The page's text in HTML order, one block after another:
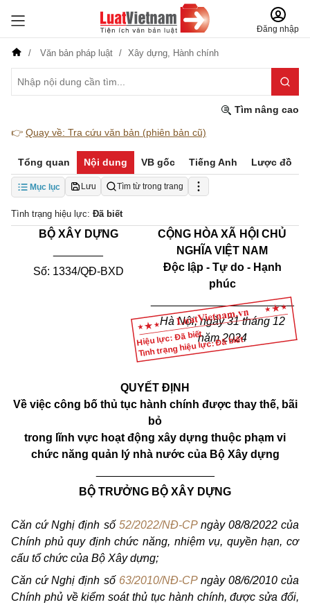
Đăng nhập
Văn bản pháp luật Xây dựng, Hành chính
Tìm nâng cao
👉 Quay về: Tra cứu văn bản (phiên bản cũ)
Tổng quan Nội dung VB gốc Tiếng Anh Lược đồ
Mục lục Lưu Tìm từ trong trang
Tình trạng hiệu lực: Đã biết
Hiệu lực: Đã biết
Tình trạng hiệu lực: Đã biết
BỘ XÂY DỰNG
Số: 1334/QĐ-BXD
CỘNG HÒA XÃ HỘI CHỦ
NGHĨA VIỆT NAM
Độc lập - Tự do - Hạnh
phúc
_______________________
Hà Nội, ngày 31 tháng 12
năm 2024
QUYẾT ĐỊNH
Về việc công bố thủ tục hành chính được thay thế, bãi
bỏ
trong lĩnh vực hoạt động xây dựng thuộc phạm vi
chức năng quản lý nhà nước của Bộ Xây dựng
BỘ TRƯỞNG BỘ XÂY DỰNG
Căn cứ Nghị định số 52/2022/NĐ-CPngày 08/8/2022 của
Chính phủ quy định chức năng, nhiệm vụ, quyền hạn, cơ
cấu tổ chức của Bộ Xây dựng;
Căn cứ Nghị định số 63/2010/NĐ-CPngày 08/6/2010 của
Chính phủ về kiểm soát thủ tục hành chính, được sửa đổi,